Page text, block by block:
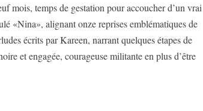
mois, temps de gestation pour accoucher d’un vrai
«Nina», alignant onze reprises emblématiques de
écrits par Kareen, narrant quelques étapes de
et engagée, courageuse militante en plus d’être